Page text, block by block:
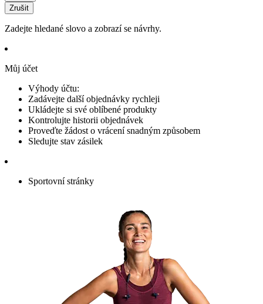
Zrušit
Zadejte hledané slovo a zobrazí se návrhy.
Můj účet
Výhody účtu:
Zadávejte další objednávky rychleji
Ukládejte si své oblíbené produkty
Kontrolujte historii objednávek
Proveďte žádost o vrácení snadným způsobem
Sledujte stav zásilek
Sportovní stránky